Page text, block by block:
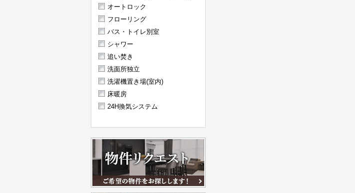
オートロック
フローリング
バス・トイレ別室
シャワー
追い焚き
洗面所独立
洗濯機置き場(室内)
床暖房
24H換気システム